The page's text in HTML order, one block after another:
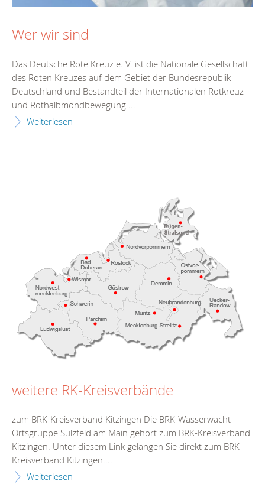
Wer wir sind
Das Deutsche Rote Kreuz e. V. ist die Nationale Gesellschaft
des Roten Kreuzes auf dem Gebiet der Bundesrepublik
Deutschland und Bestandteil der Internationalen Rotkreuz-
und Rothalbmondbewegung....
Weiterlesen
weitere RK-Kreisverbände
zum BRK-Kreisverband Kitzingen Die BRK-Wasserwacht
Ortsgruppe Sulzfeld am Main gehört zum BRK-Kreisverband
Kitzingen. Unter diesem Link gelangen Sie direkt zum BRK-
Kreisverband Kitzingen....
Weiterlesen